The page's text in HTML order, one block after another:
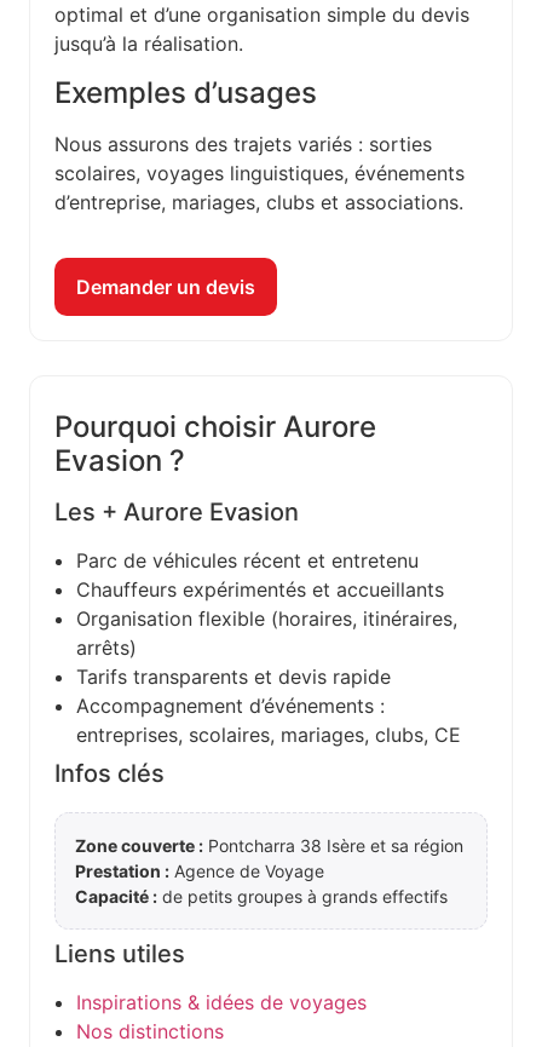
optimal et d’une organisation simple du devis
jusqu’à la réalisation.
Exemples d’usages
Nous assurons des trajets variés : sorties
scolaires, voyages linguistiques, événements
d’entreprise, mariages, clubs et associations.
Demander un devis
Pourquoi choisir Aurore
Evasion ?
Les + Aurore Evasion
Parc de véhicules récent et entretenu
Chauffeurs expérimentés et accueillants
Organisation flexible (horaires, itinéraires,
arrêts)
Tarifs transparents et devis rapide
Accompagnement d’événements :
entreprises, scolaires, mariages, clubs, CE
Infos clés
Zone couverte : Pontcharra 38 Isère et sa région
Prestation : Agence de Voyage
Capacité : de petits groupes à grands effectifs
Liens utiles
Inspirations & idées de voyages
Nos distinctions